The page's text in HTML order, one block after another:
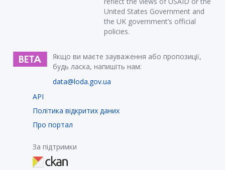
United States Government and
the UK government’s official
policies.
Якщо ви маєте зауваження або пропозиції,
будь ласка, напишіть нам:
data@loda.gov.ua
API
Політика відкритих даних
Про портал
За підтримки